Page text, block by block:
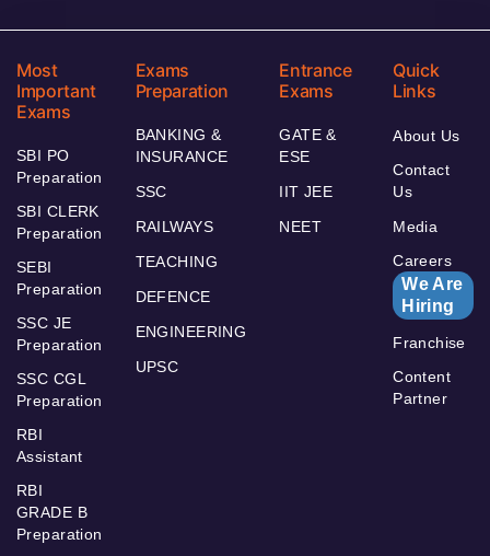
Most
Important
Exams
SBI PO
Preparation
SBI CLERK
Preparation
SEBI
Preparation
SSC JE
Preparation
SSC CGL
Preparation
RBI
Assistant
RBI
GRADE B
Preparation
Exams
Preparation
BANKING &
INSURANCE
SSC
RAILWAYS
TEACHING
DEFENCE
ENGINEERING
UPSC
Entrance
Exams
GATE &
ESE
IIT JEE
NEET
Quick
Links
About Us
Contact
Us
Media
Careers
We Are
Hiring
Franchise
Content
Partner